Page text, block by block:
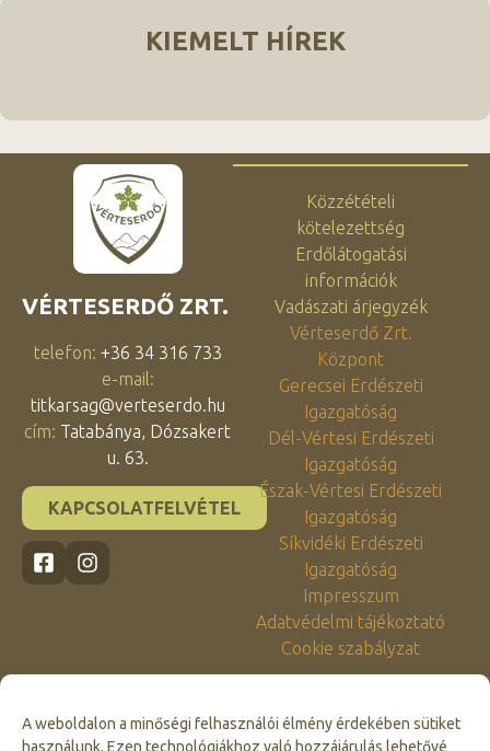
A weboldalon a minőségi felhasználói élmény érdekében sütiket
használunk. Ezen technológiákhoz való hozzájárulás lehetővé
KIEMELT HÍREK
VÉRTESERDŐ ZRT.
telefon: +36 34 316 733
e-mail:
titkarsag@verteserdo.hu
cím: Tatabánya, Dózsakert
u. 63.
KAPCSOLATFELVÉTEL
Közzétételi
kötelezettség
Erdőlátogatási
információk
Vadászati árjegyzék
Vérteserdő Zrt.
Központ
Gerecsei Erdészeti
Igazgatóság
Dél-Vértesi Erdészeti
Igazgatóság
Észak-Vértesi Erdészeti
Igazgatóság
Síkvidéki Erdészeti
Igazgatóság
Impresszum
Adatvédelmi tájékoztató
Cookie szabályzat